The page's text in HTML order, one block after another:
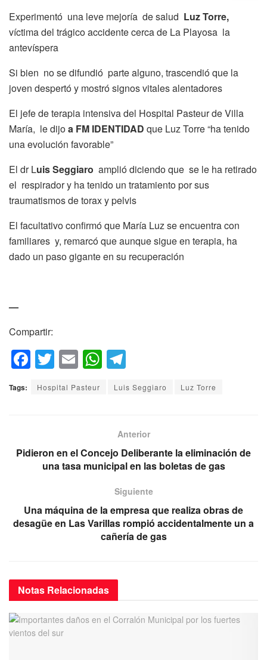
Experimentó una leve mejoría de salud Luz Torre,
víctima del trágico accidente cerca de La Playosa la
antevíspera
Si bien no se difundió parte alguno, trascendió que la
joven despertó y mostró signos vitales alentadores
El jefe de terapia intensiva del Hospital Pasteur de Villa
María, le dijoa FM IDENTIDAD que Luz Torre “ha tenido
una evolución favorable”
El dr Luis Seggiaro amplió diciendo que se le ha retirado
el respirador y ha tenido un tratamiento por sus
traumatismos de torax y pelvis
El facultativo confirmó que María Luz se encuentra con
familiares y, remarcó que aunque sigue en terapia, ha
dado un paso gigante en su recuperación
—
Compartir:
F
a
c
o
T
wi
tt
E
m
ail
W
h
at
p
p
el
e
a
m
Tags: Hospital Pasteur Luis Seggiaro Luz Torre
Anterior
Pidieron en el Concejo Deliberante la eliminación de
una tasa municipal en las boletas de gas
Siguiente
Una máquina de la empresa que realiza obras de
desagüe en Las Varillas rompió accidentalmente un a
cañería de gas
Notas Relacionadas